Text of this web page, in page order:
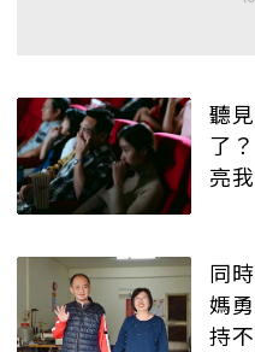
聽
了
亮
同
媽
持